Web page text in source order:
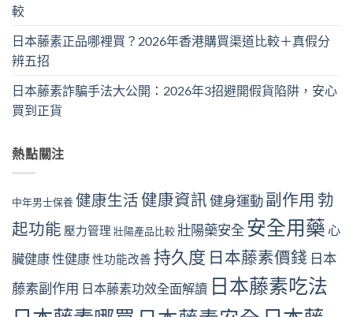
較
日本藤素正品哪裡買？2026年香港購買渠道比較＋真假分
辨五招
日本藤素詐騙手法大公開：2026年3招避開假貨陷阱，安心
買到正貨
熱點關注
中年男士保養健康生活健康資訊健身運動副作用 勃
起功能 壓力管理 壯陽產品比較壯陽藥安全安全用藥 心
臟健康性健康性功能改善 持久度 日本藤素價錢 日本
藤素副作用 日本藤素功效全面解讀 日本藤素吃法